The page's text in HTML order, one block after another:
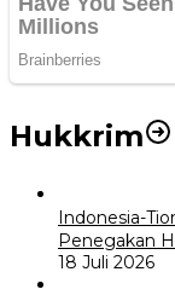
Hukkrim
Indonesia-
Penegakan
18 Juli 2026